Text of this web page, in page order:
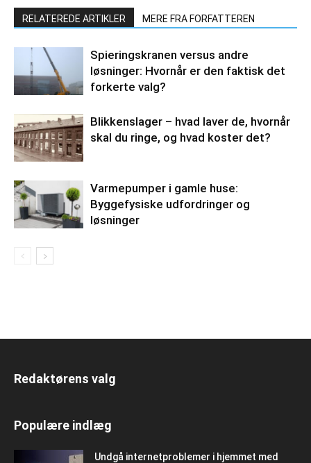
RELATEREDE ARTIKLER MERE FRA FORFATTEREN
Spieringskranen versus andre
løsninger: Hvornår er den faktisk det
forkerte valg?
Blikkenslager – hvad laver de, hvornår
skal du ringe, og hvad koster det?
Varmepumper i gamle huse:
Byggefysiske udfordringer og
løsninger
Redaktørens valg
Populære indlæg
Undgå internetproblemer i hjemmet med